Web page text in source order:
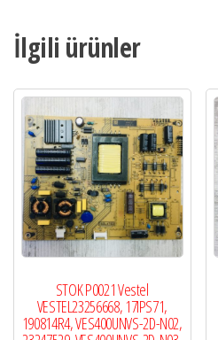
İlgili ürünler
STOK P0021 Vestel
VESTEL23256668, 17IPS71,
190814R4, VES400UNVS-2D-N02,